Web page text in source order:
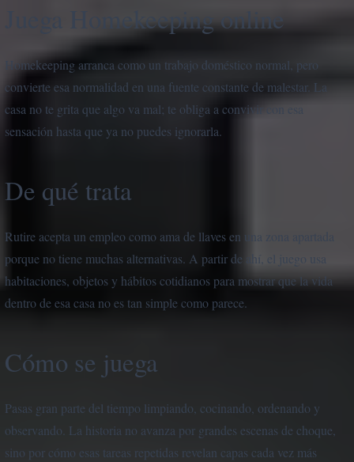
Juega Homekeeping online
Homekeeping arranca como un trabajo doméstico normal, pero
convierte esa normalidad en una fuente constante de malestar. La
casa no te grita que algo va mal; te obliga a convivir con esa
sensación hasta que ya no puedes ignorarla.
De qué trata
Rutire acepta un empleo como ama de llaves en una zona apartada
porque no tiene muchas alternativas. A partir de ahí, el juego usa
habitaciones, objetos y hábitos cotidianos para mostrar que la vida
dentro de esa casa no es tan simple como parece.
Cómo se juega
Pasas gran parte del tiempo limpiando, cocinando, ordenando y
observando. La historia no avanza por grandes escenas de choque,
sino por cómo esas tareas repetidas revelan capas cada vez más